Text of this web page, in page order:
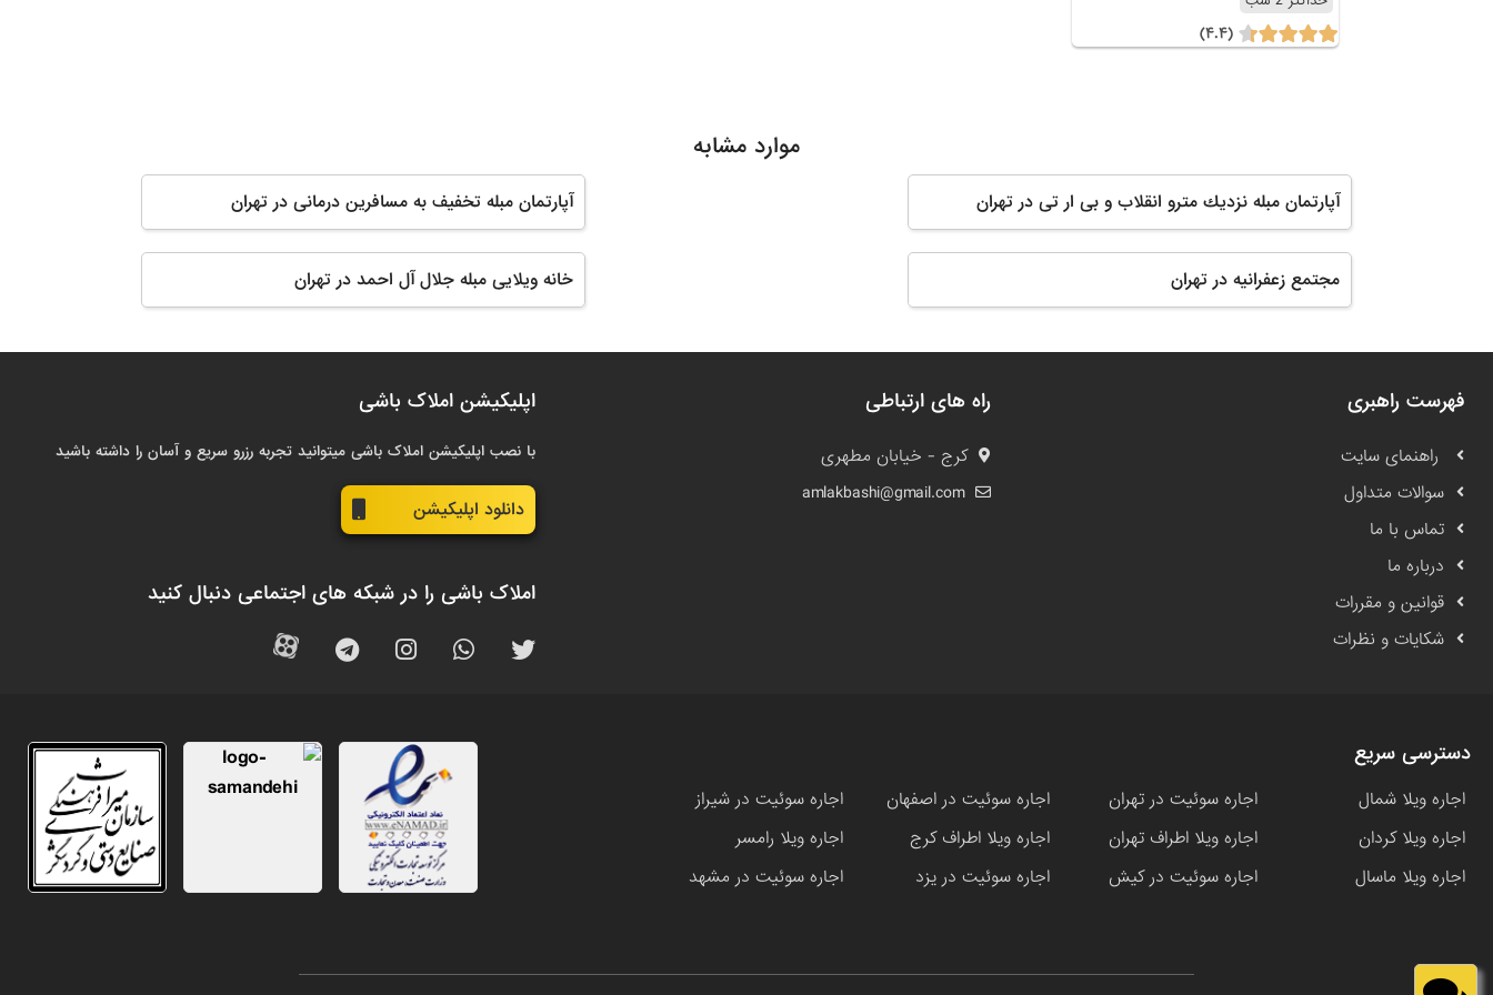
(۴.۴)
موارد مشابه
آپارتمان مبله نزديك مترو انقلاب و بى ار تى در تهران آپارتمان مبله تخفیف به مسافرین درمانی در تهران
مجتمع زعفرانیه در تهران خانه ویلایی مبله جلال آل احمد در تهران
فهرست راهبری
راهنمای سایت
سوالات متداول
تماس با ما
درباره ما
قوانین و مقررات
شکایات و نظرات
راه های ارتباطی
کرج - خیابان مطهری
amlakbashi@gmail.com
اپلیکیشن املاک باشی
با نصب اپلیکیشن املاک باشی میتوانید تجربه رزرو سریع و آسان را داشته باشید
دانلود اپلیکیشن
املاک باشی را در شبکه های اجتماعی دنبال کنید
دسترسی سریع
اجاره ویلا شمال اجاره سوئیت در تهران اجاره سوئیت در اصفهان
اجاره سوئیت در شیراز
اجاره ویلا کردان
اجاره ویلا اطراف تهران اجاره ویلا اطراف کرج
اجاره ویلا رامسر
اجاره ویلا ماسال
اجاره سوئیت در کیش اجاره سوئیت در یزد اجاره سوئیت در مشهد